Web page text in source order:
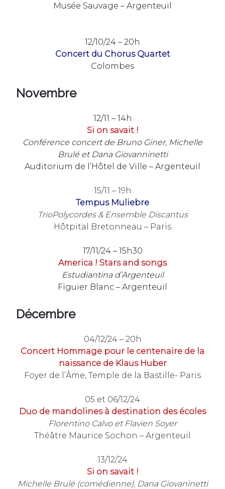
Musée Sauvage – Argenteuil
12/10/24 – 20h
Concert du Chorus Quartet
Colombes
Novembre
12/11 – 14h
Si on savait !
Conférence concert de Bruno Giner, Michelle
Brulé et Dana Giovanninetti
Auditorium de l’Hôtel de Ville – Argenteuil
15/11 – 19h
Tempus Muliebre
TrioPolycordes & Ensemble Discantus
Hôtpital Bretonneau – Paris
17/11/24 – 15h30
America ! Stars and songs
Estudiantina d’Argenteuil
Figuier Blanc – Argenteuil
Décembre
04/12/24 – 20h
Concert Hommage pour le centenaire de la
naissance de Klaus Huber
Foyer de l’Âme, Temple de la Bastille- Paris
05 et 06/12/24
Duo de mandolines à destination des écoles
Florentino Calvo et Flavien Soyer
Théâtre Maurice Sochon – Argenteuil
13/12/24
Si on savait !
Michelle Brulé (comédienne), Dana Giovaninetti